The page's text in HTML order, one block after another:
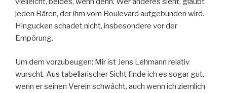
jeden Bären, der ihm vom Boulevard aufgebunden wird.
Hingucken schadet nicht, insbesondere vor der
Empörung.
Um dem vorzubeugen: Mir ist Jens Lehmann relativ
wurscht. Aus tabellarischer Sicht finde ich es sogar gut,
wenn er seinen Verein schwächt, auch wenn ich ziemlich